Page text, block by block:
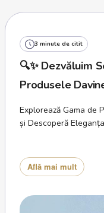
3 minute de citit
🔍✨ Dezvăluim
Produsele
Explorează Gama de
și Descoperă
Află mai mult